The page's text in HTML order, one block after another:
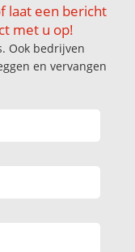
laat een bericht
met u op!
Ook bedrijven
en vervangen